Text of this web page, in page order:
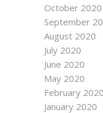
October 2020
September
August 2020
July 2020
June 2020
May 2020
February 2020
January 2020